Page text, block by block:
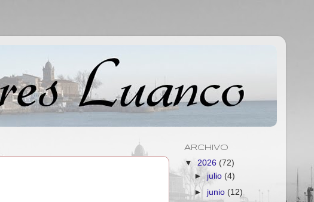
ARCHIVO
▼ 2026 (72)
►julio (4)
► junio (12)